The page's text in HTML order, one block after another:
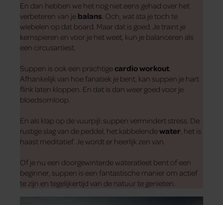
En dan hebben we het nog niet eens gehad over het
verbeteren van je balans. Och, wat sta je toch te
wiebelen op dat board. Maar dat is goed. Je traint je
kernspieren en voor je het weet, kun je balanceren als
een circusartiest.
Suppen is ook een prachtigecardio workout.
Afhankelijk van hoe fanatiek je bent, kan suppen je hart
flink laten kloppen. En dat is dan weer goed voor je
bloedsomloop.
En als klap op de vuurpijl: suppen vermindert stress. De
rustige slag van de peddel, het kabbelendewater, het is
haast meditatief. Je wordt er heerlijk zen van.
Of je nu een doorgewinterde wateratleet bent of een
beginner, suppen is een fantastische manier om actief
te zijn en tegelijkertijd van de natuur te genieten.